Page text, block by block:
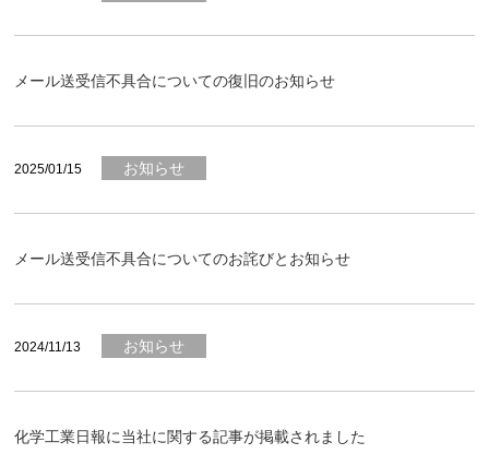
メール送受信不具合についての復旧のお知らせ
2025/01/15 お知らせ
メール送受信不具合についてのお詫びとお知らせ
2024/11/13 お知らせ
化学工業日報に当社に関する記事が掲載されました